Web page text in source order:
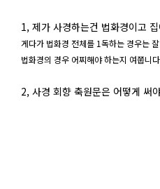
1, 제가 사경하는건 법화경이고
게다가 법화경 전체를 1독하는 경우는
법화경의 경우 어찌해야 하는지 여쭙니
2, 사경 회향 축원문은 어떻게 써